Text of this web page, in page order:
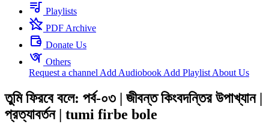
Playlists
PDF Archive
Donate Us
Others
Request a channel Add Audiobook Add Playlist About Us
তুমি ফিরবে বলে: পর্ব-০৩ | জীবন্ত কিংবদন্তির উপাখ্যান |
প্রত্যাবর্তন | tumi firbe bole